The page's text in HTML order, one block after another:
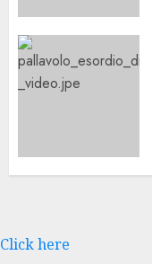
Click here